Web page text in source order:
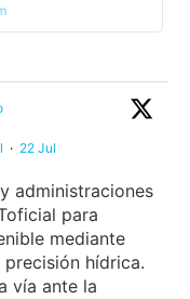
· 22 Jul
administraciones
para
mediante
hídrica.
vía ante la